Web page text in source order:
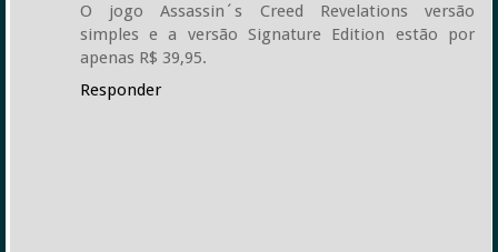
O jogo Assassin´s Creed Revelations versão
simples e a versão Signature Edition estão por
apenas R$ 39,95.
Responder